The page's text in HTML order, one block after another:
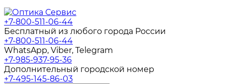
+7-800-511-06-44
Бесплатный из любого города России
+7-800-511-06-44
WhatsApp, Viber, Telegram
+7-985-937-95-36
Дополнительный городской номер
+7-495-145-86-03